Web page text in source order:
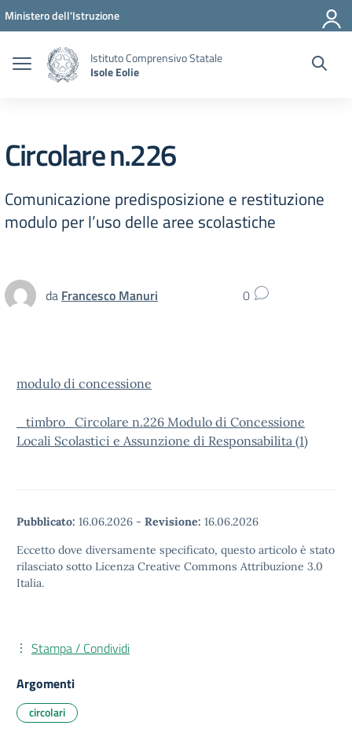
Vai ai contenuti
Vai al menu di navigazione
Vai al footer
Ministero dell'Istruzione
Istituto Comprensivo Statale
Isole Eolie
Circolare n.226
Comunicazione predisposizione e restituzione
modulo per l’uso delle aree scolastiche
da Francesco Manuri 0
modulo di concessione
_timbro_Circolare n.226 Modulo di Concessione
Locali Scolastici e Assunzione di Responsabilita (1)
Pubblicato: 16.06.2026 - Revisione: 16.06.2026
Eccetto dove diversamente specificato, questo articolo è stato
rilasciato sotto Licenza Creative Commons Attribuzione 3.0
Italia.
Stampa / Condividi
Argomenti
circolari